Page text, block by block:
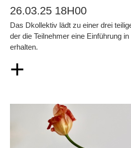
26.03.25 18H00
Das Dkollektiv lädt zu einer drei
der die Teilnehmer eine Einführung
erhalten.
+